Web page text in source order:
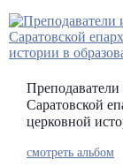
Саратовской
церковной
смотреть альбом